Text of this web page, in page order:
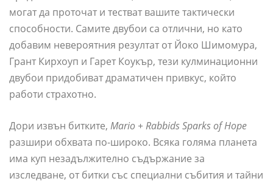
могат да проточат и тестват вашите тактически
способности. Самите двубои са отлични, но като
добавим невероятния резултат от Йоко Шимомура,
Грант Кирхоуп и Гарет Коукър, тези кулминационни
двубои придобиват драматичен привкус, който
работи страхотно.
Дори извън битките, Mario + Rabbids Sparks of Hope
разшири обхвата по-широко. Всяка голяма планета
има куп незадължително съдържание за
изследване, от битки със специални събития и тайни